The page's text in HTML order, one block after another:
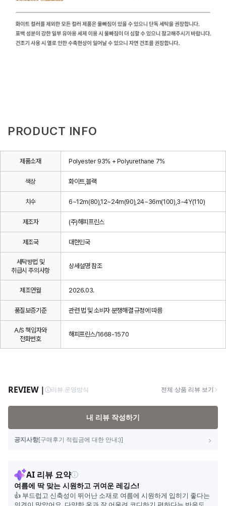
PRODUCT INFO
제품소재 Polyester 93% + Polyurethane 7%
색상 화이트,블랙
치수 6~12m(80),12~24m(90),24~36m(100),3~4Y(110)
제조자 (주)해피프린스
제조국 대한민국
세탁방법 및
취급시 주의사항
상세설명 참조
제조연월 2026.03.
품질보증기준 관련 법 및 소비자 분쟁해결 규정에 따름
A/S 책임자와
전화번호
해피프린스/1668-1570